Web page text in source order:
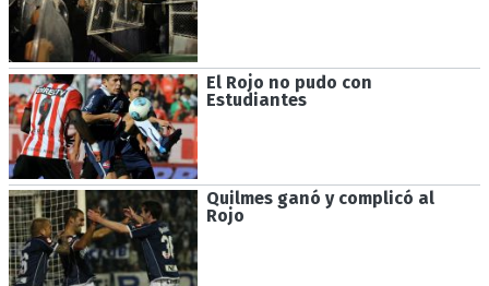
El Rojo no pudo con
Estudiantes
Quilmes ganó y complicó al
Rojo